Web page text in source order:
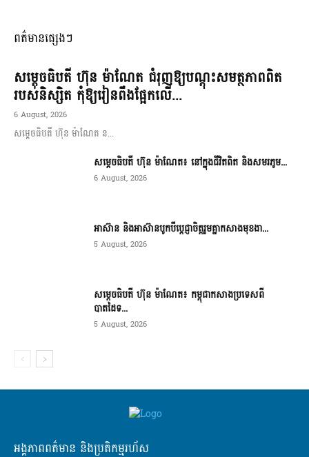
ពត៌មានផ្សេងៗ
សម្តេចធិបតី ហ៊ុន ម៉ាណែត ជំរុញឱ្យបណ្តុះសមត្ថភាពពិត
របស់និស្សិត កុំឱ្យរៀនពឹងផ្អែកលើ...
6 August, 2026
សម្តេចធិបតី ហ៊ុន ម៉ាណែត ន...
សម្តេចធិបតី ហ៊ុន ម៉ាណែត៖ នៅក្នុងជីវិតពិត និងសមរភូម...
6 August, 2026
អាស៊ាន និងអាស៊ានបូកបីប្តេជ្ញាចិត្តរួមគ្នាកសាងមុខងា...
5 August, 2026
សម្ដេចធិបតី ហ៊ុន ម៉ាណែត៖ កម្ពុជាកសាងប្រទេសពី
បាតដៃទ...
5 August, 2026
អង្គភាពពត៌មាន និងប្រតិកម្មរហ័ស